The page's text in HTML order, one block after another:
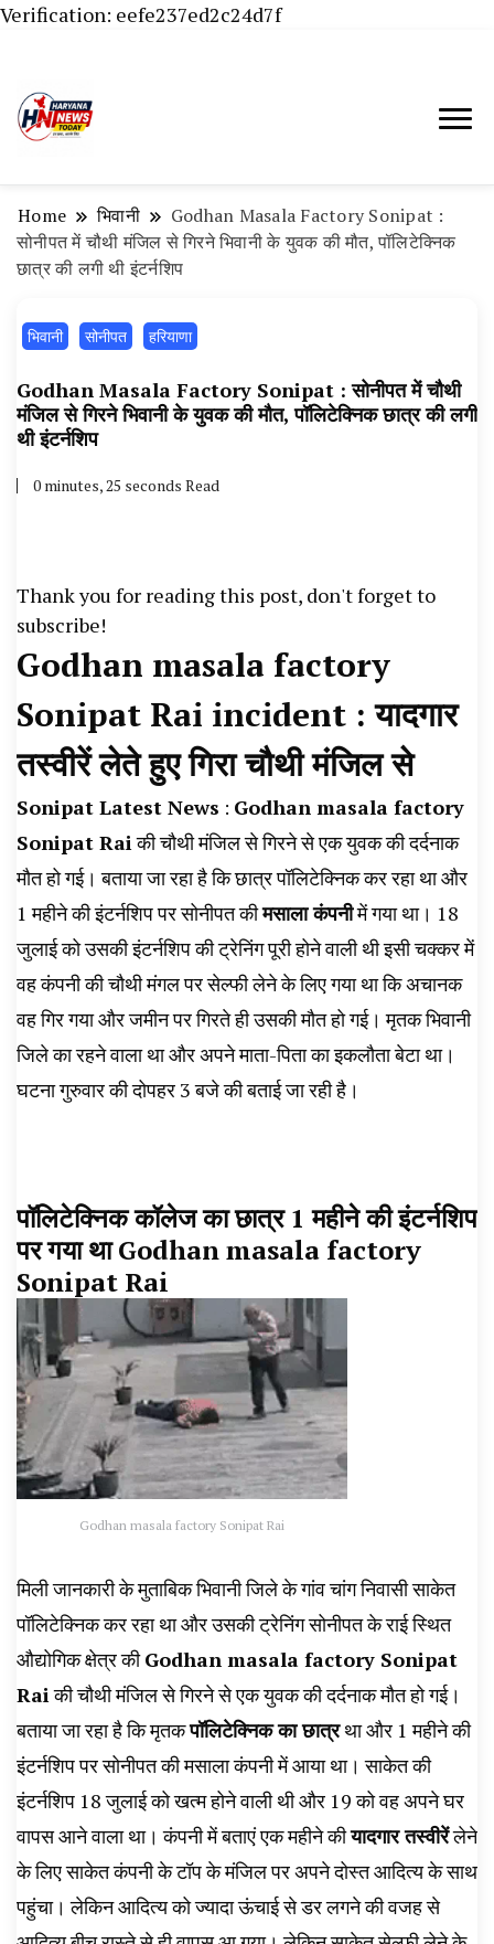
Verification: eefe237ed2c24d7f
हांसी, जींद और हरियाणा की ताजा खबरें
Haryana News Today, Haryana Live, Live
चैनल, Haryana News Today, Latest News
Hisar, Hisar Breaking News, Hansi News
Today, Hisar Crime News Today, Narnaund
Taaja Khabar, Haryana Crime News Today,
Weather Update in Haryana, Weather Alert
in Haryana, Rain Alert in Haryana, Haryana
Haryana Police Fir, Haryana Portet Update
Home भिवानी
Godhan Masala Factory Sonipat :
सोनीपत में चौथी मंजिल से गिरने भिवानी के युवक की मौत, पॉलिटेक्निक
छात्र की लगी थी इंटर्नशिप
भिवानी सोनीपत हरियाणा
Godhan Masala Factory Sonipat : सोनीपत में चौथी
मंजिल से गिरने भिवानी के युवक की मौत, पॉलिटेक्निक छात्र की लगी
थी इंटर्नशिप
0 minutes, 25 seconds Read
Thank you for reading this post, don't forget to
subscribe!
Godhan masala factory
Sonipat Rai incident : यादगार
तस्वीरें लेते हुए गिरा चौथी मंजिल से
Sonipat Latest News : Godhan masala factory
Sonipat Raiकी चौथी मंजिल से गिरने से एक युवक की दर्दनाक
मौत हो गई। बताया जा रहा है कि छात्र पॉलिटेक्निक कर रहा था और
1 महीने की इंटर्नशिप पर सोनीपत कीमसाला कंपनीमें गया था। 18
जुलाई को उसकी इंटर्नशिप की ट्रेनिंग पूरी होने वाली थी इसी चक्कर में
वह कंपनी की चौथी मंगल पर सेल्फी लेने के लिए गया था कि अचानक
वह गिर गया और जमीन पर गिरते ही उसकी मौत हो गई। मृतक भिवानी
जिले का रहने वाला था और अपने माता-पिता का इकलौता बेटा था।
घटना गुरुवार की दोपहर 3 बजे की बताई जा रही है।
पॉलिटेक्निक कॉलेज का छात्र 1 महीने की इंटर्नशिप
पर गया थाGodhan masala factory
Sonipat Rai
Godhan masala factory Sonipat Rai
मिली जानकारी के मुताबिक भिवानी जिले के गांव चांग निवासी साकेत
पॉलिटेक्निक कर रहा था और उसकी ट्रेनिंग सोनीपत के राई स्थित
औद्योगिक क्षेत्र कीGodhan masala factory Sonipat
Rai की चौथी मंजिल से गिरने से एक युवक की दर्दनाक मौत हो गई।
बताया जा रहा है कि मृतकपॉलिटेक्निक का छात्रथा और 1 महीने की
इंटर्नशिप पर सोनीपत की मसाला कंपनी में आया था। साकेत की
इंटर्नशिप 18 जुलाई को खत्म होने वाली थी और 19 को वह अपने घर
वापस आने वाला था। कंपनी में बताएं एक महीने कीयादगार तस्वीरेंलेने
के लिए साकेत कंपनी के टॉप के मंजिल पर अपने दोस्त आदित्य के साथ
पहुंचा। लेकिन आदित्य को ज्यादा ऊंचाई से डर लगने की वजह से